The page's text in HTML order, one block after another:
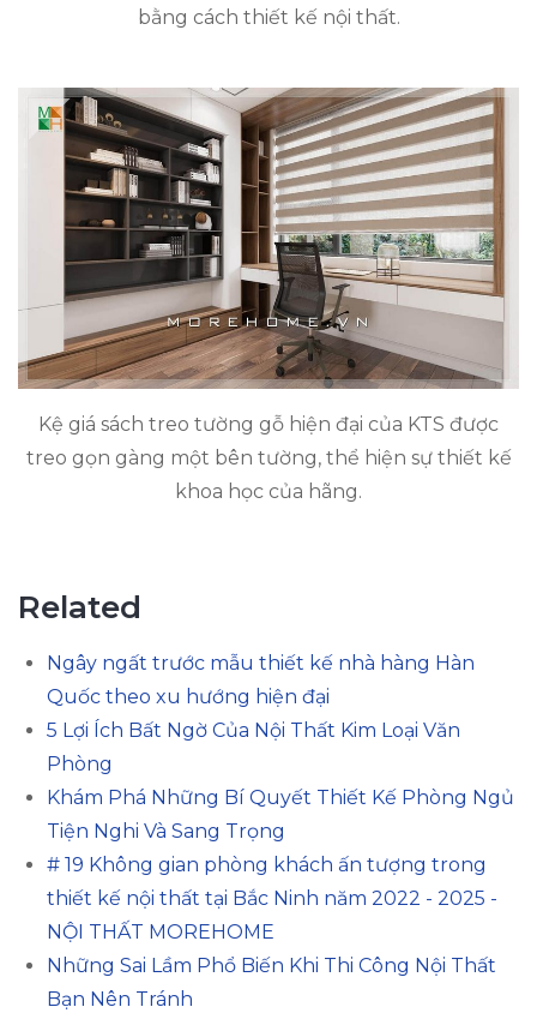
bằng cách thiết kế nội thất.
Kệ giá sách treo tường gỗ hiện đại của KTS được
treo gọn gàng một bên tường, thể hiện sự thiết kế
khoa học của hãng.
Related
Ngây ngất trước mẫu thiết kế nhà hàng Hàn
Quốc theo xu hướng hiện đại
5 Lợi Ích Bất Ngờ Của Nội Thất Kim Loại Văn
Phòng
Khám Phá Những Bí Quyết Thiết Kế Phòng Ngủ
Tiện Nghi Và Sang Trọng
# 19 Không gian phòng khách ấn tượng trong
thiết kế nội thất tại Bắc Ninh năm 2022 - 2025 -
NỘI THẤT MOREHOME
Những Sai Lầm Phổ Biến Khi Thi Công Nội Thất
Bạn Nên Tránh